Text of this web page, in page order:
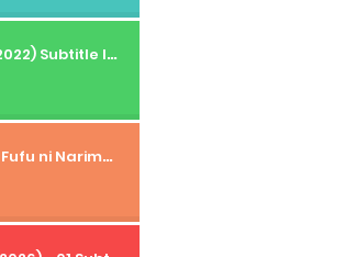
First Love (2022) Subtitle Indonesia + Tanpa Iklan + Streaming + 1080p
Mou Ichido Fufu ni Narimasu ka? (2026) - 01 Subtitle Indonesia